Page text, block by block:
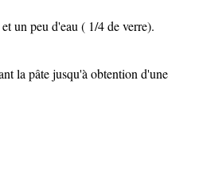
un peu d'eau ( 1/4 de verre).
la pâte jusqu'à obtention d'une